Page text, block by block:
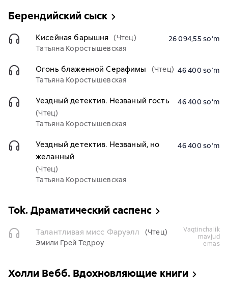
Берендийский сыск
Кисейная барышня
(Чтец)
Татьяна Коростышевская
26 094,55 soʻm
Огонь блаженной Серафимы
(Чтец)
Татьяна Коростышевская
46 400 soʻm
Уездный детектив. Незваный гость
(Чтец)
Татьяна Коростышевская
46 400 soʻm
Уездный детектив. Незваный, но
желанный
(Чтец)
Татьяна Коростышевская
46 400 soʻm
Tok. Драматический саспенс
Талантливая мисс Фаруэлл
(Чтец)
Эмили Грей Тедроу
vaqtinchalik
mavjud
emas
Холли Вебб. Вдохновляющие книги